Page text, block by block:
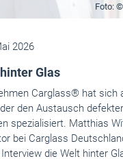
Foto:
2026
Glas
Carglass® hat sich
den Austausch defekter
spezialisiert. Matthias
bei Carglass
die Welt hinter